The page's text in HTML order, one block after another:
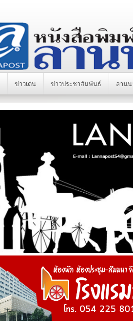
ข่าวเด่น ข่าวประชาสัมพันธ์ ลานน